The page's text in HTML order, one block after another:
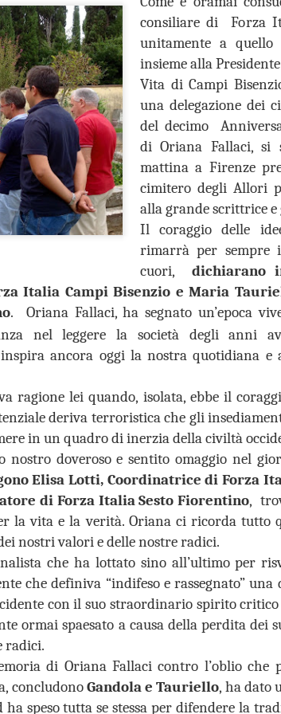
consiliare di Forza
unitamente a quello
insieme alla
Vita di Campi
una delegazione dei
del decimo
di Oriana Fallaci, si
mattina a Firenze
cimitero degli Allori
alla grande scrittrice
Il coraggio delle
rimarrà per sempre
cuori,dichiarano
Italia Campi Bisenzio e Maria
. Oriana Fallaci, ha segnato un’epoca
nel leggere la società degli anni
ancora oggi la nostra quotidiana e
ragione lei quando, isolata, ebbe il
deriva terroristica che gli
in un quadro di inerzia della civiltà
doveroso e sentito omaggio nel
Elisa Lotti, Coordinatrice di Forza
di Forza Italia Sesto Fiorentino,
la vita e la verità. Oriana ci ricorda tutto
nostri valori e delle nostre radici.
che ha lottato sino all’ultimo per
che definiva “indifeso e rassegnato”una
con il suo straordinario spirito
ormai spaesato a causa della perdita dei
radici.
di Oriana Fallaci contro l’oblio che
concludonoGandola e Tauriello, ha dato
speso tutta se stessa per difendere la
“In vista dell’incontro già
la conferenza dei sindaci
(Firenze, Empoli, Prato e
della società della salute
parteciperanno
che rappresentano. Non
ed unica contro lo
assistenziale”.
MOLTO
ADESSO
DEI
GANDOLA:
PER
MUSEO,
OCCORRE
DEI
MESSA IN
LOCALI
circa 2 anni di
da noi
AUG
GUARDIA MEDICA,
SI SONO
REGISTRATE A
CAMPI BISENZIO 19
SCOPERTURE DEL
SERVIZIO. GANDOLA:
“UN FATTO
INACCETTABILE”
GUARDIA MEDICA, DA MAGGIO
A LUGLIO SI SONO
REGISTRATE A CAMPI
BISENZIO 19 SCOPERTURE
DEL SERVIZIO. GANDOLA: “UN
FATTO INACCETTABILE”
“Continua l’esodo della guardia
in questi mesi estivi a causa della
cronica assenza del personale, a
Campi Bisenzio si sono svolte
numerose interruzioni del servizio
UNIVERSITARIE ALL’INTERNO DEL
GANDOLA: CANTIERE
DEI LAVORI RINVIATO A META’
ALL’INTERNO DEL POLO
CANTIERE FERMO. L’AVVIO DEI LAVORI
SETTEMBRE
è stato completamente disatteso.
DALLE CITTÀ IN CORSA PER
L’EUROVISION SONG CONTEST.
UNA PESSIMA NOTIZIA CHE